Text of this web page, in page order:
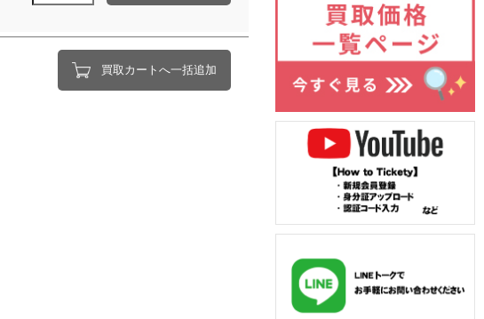
買取カートへ一括追加